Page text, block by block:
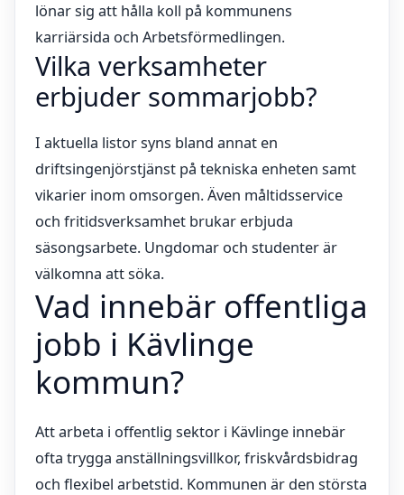
lönar sig att hålla koll på kommunens
karriärsida och Arbetsförmedlingen.
Vilka verksamheter
erbjuder sommarjobb?
I aktuella listor syns bland annat en
driftsingenjörstjänst på tekniska enheten samt
vikarier inom omsorgen. Även måltidsservice
och fritidsverksamhet brukar erbjuda
säsongsarbete. Ungdomar och studenter är
välkomna att söka.
Vad innebär offentliga
jobb i Kävlinge
kommun?
Att arbeta i offentlig sektor i Kävlinge innebär
ofta trygga anställningsvillkor, friskvårdsbidrag
och flexibel arbetstid. Kommunen är den största